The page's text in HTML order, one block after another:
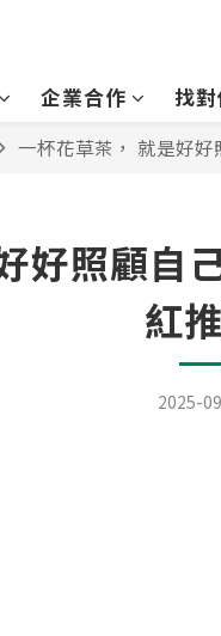
企業合作 找
一杯花草茶， 就是好
好照顧自
紅
2025-